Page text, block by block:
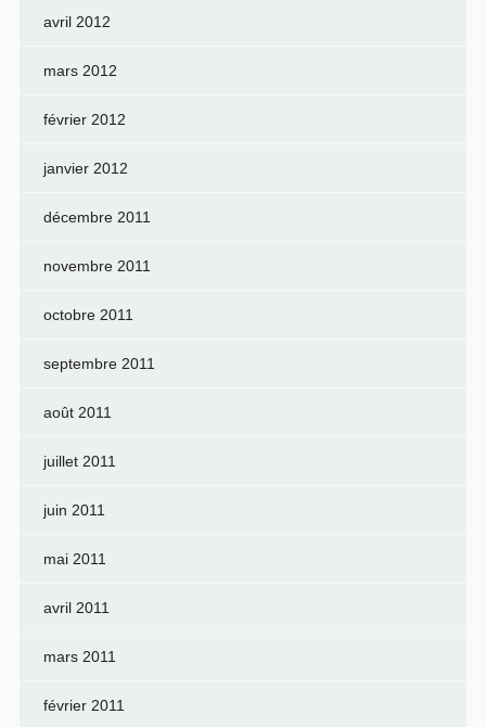
avril 2012
mars 2012
février 2012
janvier 2012
décembre 2011
novembre 2011
octobre 2011
septembre 2011
août 2011
juillet 2011
juin 2011
mai 2011
avril 2011
mars 2011
février 2011